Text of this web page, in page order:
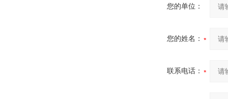
您的单位：
您的姓名：
联系电话：